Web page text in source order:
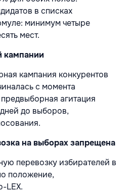
в списках
минимум четыре
мест.
кампании
кампания конкурентов
с момента
агитация
до выборов,
на выборах запрещена
перевозку избирателей в
положение,
LEX.